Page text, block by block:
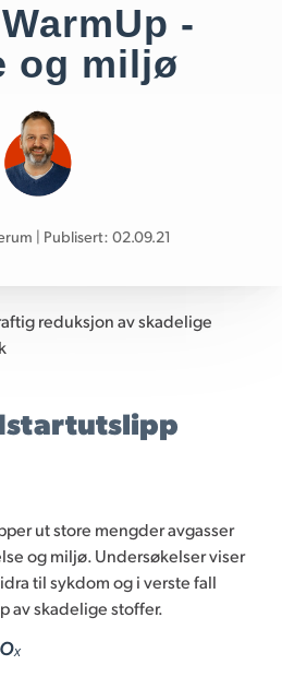
-
og miljø
| Publisert: 02.09.21
reduksjon av skadelige
ut store mengder avgasser
og miljø. Undersøkelser viser
til sykdom og i verste fall
av skadelige stoffer.